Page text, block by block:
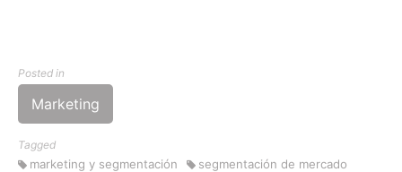
Posted in
Marketing
Tagged
marketing y segmentación
segmentación de mercado